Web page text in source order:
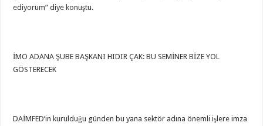
ediyorum” diye konuştu.
İMO ADANA ŞUBE BAŞKANI HIDIR ÇAK: BU SEMİNER BİZE YOL
GÖSTERECEK
DAİMFED’in kurulduğu günden bu yana sektör adına önemli işlere imza